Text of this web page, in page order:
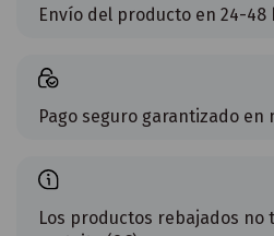
Envío del producto en 24-48
Pago seguro garantizado
Los productos rebajados no